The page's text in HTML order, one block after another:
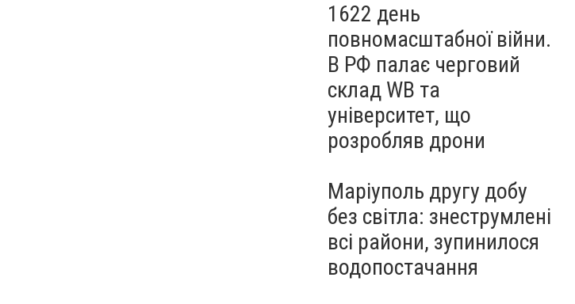
1622 день
повномасштабної війни.
В РФ палає черговий
склад WB та
університет, що
розробляв дрони
Маріуполь другу добу
без світла: знеструмлені
всі райони, зупинилося
водопостачання